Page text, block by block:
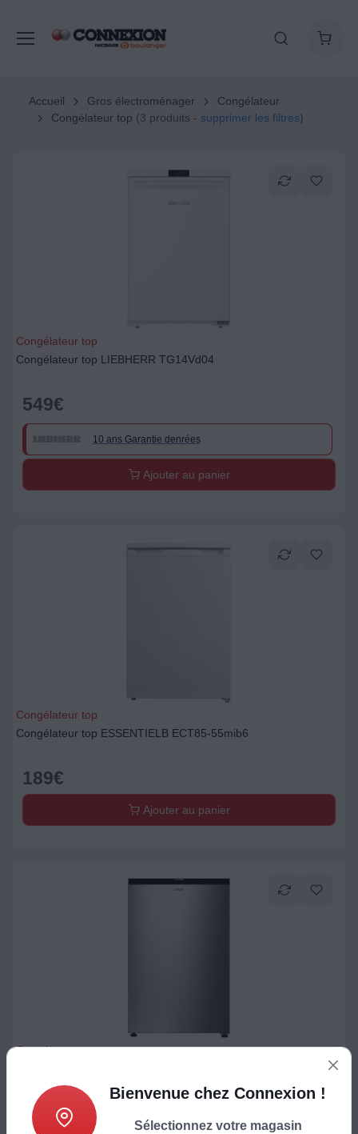
Accueil Gros électroménager
Congélateur
Congélateur top (3 produits - supprimer les filtres)
Congélateur top
Congélateur top LIEBHERR TG14Vd04
549€
10 ans Garantie denrées
Ajouter au panier
Congélateur top
Congélateur top ESSENTIELB ECT85-55mib6
189€
Ajouter au panier
Congélateur top
249 €
Bienvenue chez Connexion !
Sélectionnez votre magasin